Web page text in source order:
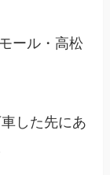
ール・高松
した先にあ